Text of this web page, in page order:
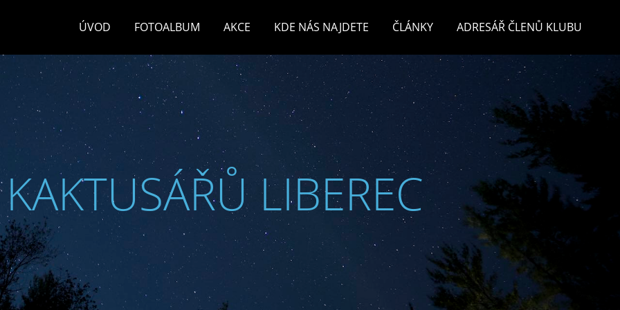
ÚVOD FOTOALBUM AKCE KDE NÁS NAJDETE ČLÁNKY ADRESÁŘ ČLENŮ KLUBU
LIBEREC